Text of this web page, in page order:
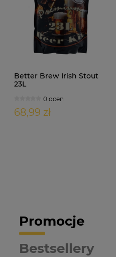
Better Brew Irish Stout
23L
0 ocen
68,99 zł
Promocje
Bestsellery